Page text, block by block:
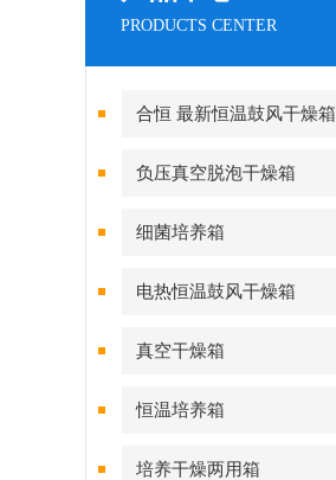
PRODUCTS CENTER
合恒 最新恒温鼓风干燥箱
负压真空脱泡干燥箱
细菌培养箱
电热恒温鼓风干燥箱
真空干燥箱
恒温培养箱
培养干燥两用箱